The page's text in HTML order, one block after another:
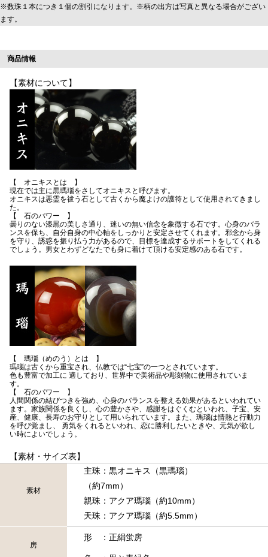
※数珠１本につき１個の割引になります。※柄の出方は写真と異なる場合がござい
ます。
商品情報
【素材について】
【 オニキスとは 】
現在では主に黒瑪瑙をさしてオニキスと呼びます。
オニキスは悪霊を祓う石として古くから魔よけの護符として使用されてきまし
た。
【 石のパワー 】
曇りのない漆黒の美しさ通り、迷いの無い信念を象徴する石です。心身のバラ
ンスを保ち、自分自身の中心軸をしっかりと安定させてくれます。邪念から身
を守り、誘惑を振り払う力があるので、目標を達成するサポートをしてくれる
でしょう。男女とわずどなたでも身に着けて頂ける安定感のある石です。
【 瑪瑙（めのう）とは 】
瑪瑙は古くから重宝され、仏教では“七宝”の一つとされています。
色も豊富で加工に 適しており、世界中で美術品や彫刻物に使用されていま
す。
【 石のパワー 】
人間関係の結びつきを強め、心身のバランスを整える効果があるといわれてい
ます。家族関係を良くし、心の豊かさや、感謝をはぐくむといわれ、子宝、安
産、健康、長寿のお守りとして用いられています。また、瑪瑙は情熱と行動力
を呼び覚まし、 勇気をくれるといわれ、恋に勝利したいときや、元気が欲し
い時によいでしょう。
【素材・サイズ表】
素材
主珠：黒オニキス（黒瑪瑙）
（約7mm）
親珠：アクア瑪瑙（約10mm）
天珠：アクア瑪瑙（約5.5mm）
房
形 ：正絹蛍房